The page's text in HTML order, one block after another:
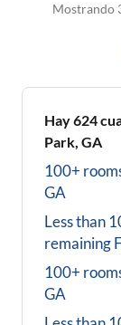
Mostrando
Hay624
Park, GA
100+
GA
Less than
remaining
100+
GA